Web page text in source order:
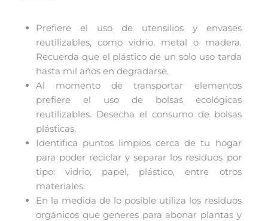
Prefiere el uso de utensilios y envases
reutilizables, como vidrio, metal o madera.
Recuerda que el plástico de un solo uso tarda
hasta mil años en degradarse.
Al momento de transportar elementos
prefiere el uso de bolsas ecológicas
reutilizables. Desecha el consumo de bolsas
plásticas.
Identifica puntos limpios cerca de tu hogar
para poder reciclar y separar los residuos por
tipo: vidrio, papel, plástico, entre otros
materiales.
En la medida de lo posible utiliza los residuos
orgánicos que generes para abonar plantas y